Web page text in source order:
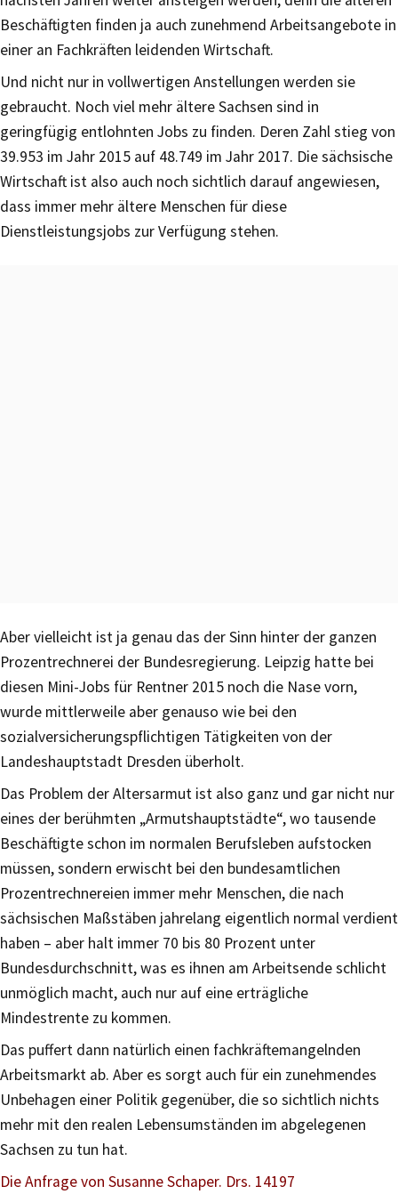
Beschäftigten finden ja auch zunehmend Arbeitsangebote in
einer an Fachkräften leidenden Wirtschaft.
Und nicht nur in vollwertigen Anstellungen werden sie
gebraucht. Noch viel mehr ältere Sachsen sind in
geringfügig entlohnten Jobs zu finden. Deren Zahl stieg von
39.953 im Jahr 2015 auf 48.749 im Jahr 2017. Die sächsische
Wirtschaft ist also auch noch sichtlich darauf angewiesen,
dass immer mehr ältere Menschen für diese
Dienstleistungsjobs zur Verfügung stehen.
Aber vielleicht ist ja genau das der Sinn hinter der ganzen
Prozentrechnerei der Bundesregierung. Leipzig hatte bei
diesen Mini-Jobs für Rentner 2015 noch die Nase vorn,
wurde mittlerweile aber genauso wie bei den
sozialversicherungspflichtigen Tätigkeiten von der
Landeshauptstadt Dresden überholt.
Das Problem der Altersarmut ist also ganz und gar nicht nur
eines der berühmten „Armutshauptstädte“, wo tausende
Beschäftigte schon im normalen Berufsleben aufstocken
müssen, sondern erwischt bei den bundesamtlichen
Prozentrechnereien immer mehr Menschen, die nach
sächsischen Maßstäben jahrelang eigentlich normal verdient
haben – aber halt immer 70 bis 80 Prozent unter
Bundesdurchschnitt, was es ihnen am Arbeitsende schlicht
unmöglich macht, auch nur auf eine erträgliche
Mindestrente zu kommen.
Das puffert dann natürlich einen fachkräftemangelnden
Arbeitsmarkt ab. Aber es sorgt auch für ein zunehmendes
Unbehagen einer Politik gegenüber, die so sichtlich nichts
mehr mit den realen Lebensumständen im abgelegenen
Sachsen zu tun hat.
Die Anfrage von Susanne Schaper. Drs. 14197